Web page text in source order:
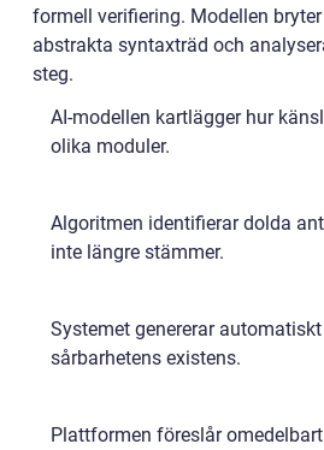
formell verifiering. Modellen
abstrakta syntaxträd och
steg.
AI-modellen kartlägger hur
olika moduler.
Algoritmen identifierar dolda
inte längre stämmer.
Systemet genererar
sårbarhetens existens.
Plattformen föreslår